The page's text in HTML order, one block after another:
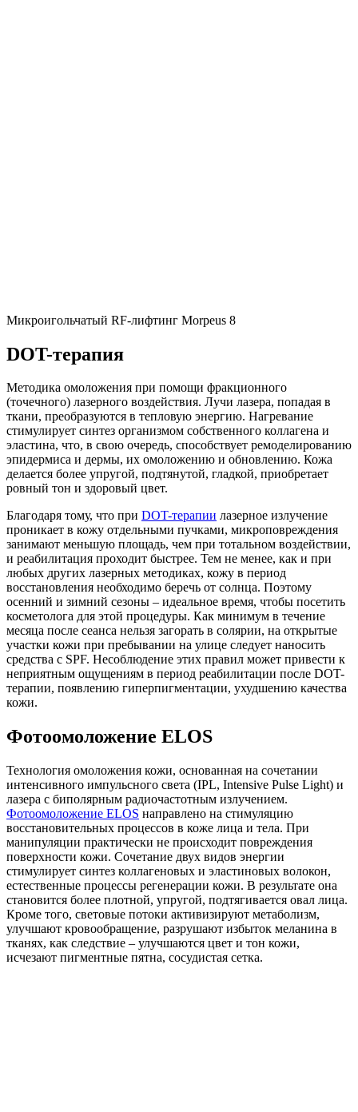
Микроигольчатый RF-лифтинг Morpeus 8
DOT-терапия
Методика омоложения при помощи фракционного
(точечного) лазерного воздействия. Лучи лазера, попадая в
ткани, преобразуются в тепловую энергию. Нагревание
стимулирует синтез организмом собственного коллагена и
эластина, что, в свою очередь, способствует ремоделированию
эпидермиса и дермы, их омоложению и обновлению. Кожа
делается более упругой, подтянутой, гладкой, приобретает
ровный тон и здоровый цвет.
Благодаря тому, что при DOT-терапии лазерное излучение
проникает в кожу отдельными пучками, микроповреждения
занимают меньшую площадь, чем при тотальном воздействии,
и реабилитация проходит быстрее. Тем не менее, как и при
любых других лазерных методиках, кожу в период
восстановления необходимо беречь от солнца. Поэтому
осенний и зимний сезоны – идеальное время, чтобы посетить
косметолога для этой процедуры. Как минимум в течение
месяца после сеанса нельзя загорать в солярии, на открытые
участки кожи при пребывании на улице следует наносить
средства с SPF. Несоблюдение этих правил может привести к
неприятным ощущениям в период реабилитации после DOT-
терапии, появлению гиперпигментации, ухудшению качества
кожи.
Фотоомоложение ELOS
Технология омоложения кожи, основанная на сочетании
интенсивного импульсного света (IPL, Intensive Pulse Light) и
лазера с биполярным радиочастотным излучением.
Фотоомоложение ELOS направлено на стимуляцию
восстановительных процессов в коже лица и тела. При
манипуляции практически не происходит повреждения
поверхности кожи. Сочетание двух видов энергии
стимулирует синтез коллагеновых и эластиновых волокон,
естественные процессы регенерации кожи. В результате она
становится более плотной, упругой, подтягивается овал лица.
Кроме того, световые потоки активизируют метаболизм,
улучшают кровообращение, разрушают избыток меланина в
тканях, как следствие – улучшаются цвет и тон кожи,
исчезают пигментные пятна, сосудистая сетка.